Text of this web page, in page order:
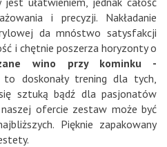
i precyzji. Nakładanie
da mnóstwo satysfakcji
i chętnie poszerza horyzonty o
wino przy kominku -
to doskonały trening dla tych,
sztuką bądź dla pasjonatów
naszej ofercie zestaw może być
Pięknie zapakowany